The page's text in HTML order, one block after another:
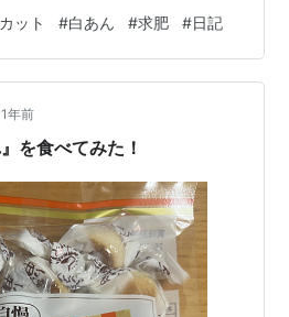
拭き取る。 （綺麗な緑色の瑞々
！） 3️⃣ ヘタの部分を下にして、
む。 4️⃣ 耐熱ボウルに白玉粉を入
えてダマにならないようにしっ
と…
ット #白あん #求肥 #日記
1年前
を食べてみた！